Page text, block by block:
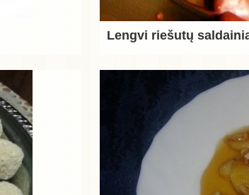
Lengvi riešutų